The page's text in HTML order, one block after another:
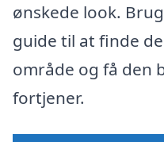
ønskede look.
guide til at finde
område og få den
fortjener.